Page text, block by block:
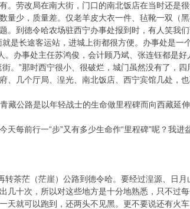
劳改局在南大街，门口的南北饭店在当时还是
少，质量差。仅老羊皮大衣一件、毡靴一双（
到德令哈农场驻西宁办事处报到时，有人笑我
是长途客运站，进城上街都很方便。办事处是一
办事处主任苏鸿俊，会计顾乃斌、张连钰都是好
。”那时西宁很小、很破烂，城门虽然没有了，
几个厅局、湟光、南北饭店、西宁宾馆几处，也
藏公路是以年轻战士的生命做里程碑而向西藏延
每前行一“步”又有多少生命作“里程碑”呢？我进
茶茫（茫崖）公路到德令哈。要经过湟源、日
几十次，所以对这些地方是十分地熟悉，只不过
就可以跑到，还两头不见黑。更不要说还有火车